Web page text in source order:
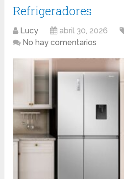
Refrigeradores
Lucy abril 30, 2026
No hay comentarios